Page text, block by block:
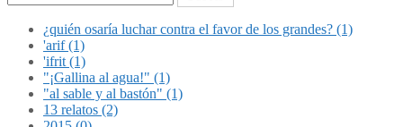
¿quién osaría luchar contra el favor de los grandes? (1)
'arif (1)
'ifrit (1)
"¡Gallina al agua!" (1)
"al sable y al bastón" (1)
13 relatos (2)